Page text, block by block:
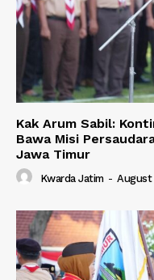
Kak Arum Sabil:
Bawa Misi
Jawa Timur
Kwarda Jatim - August